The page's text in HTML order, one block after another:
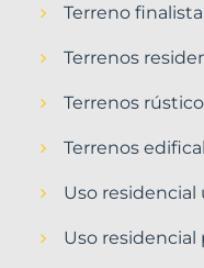
Terreno
Terrenos
Terrenos
Terrenos
Uso residencial
Uso